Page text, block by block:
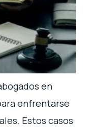
en
enfrentarse
Estos casos